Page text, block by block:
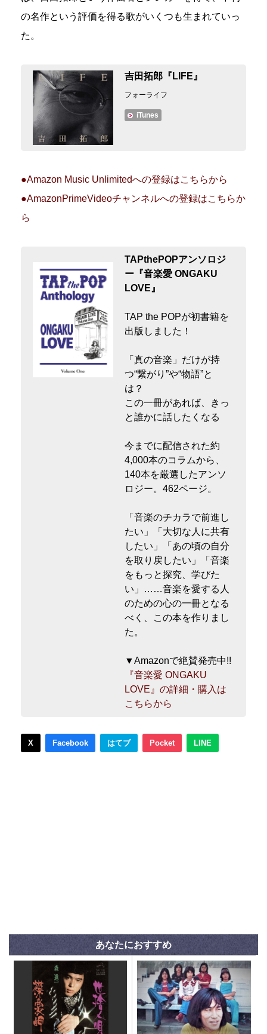
の名作という評価を得る歌がいくつも生まれていっ
た。
吉田拓郎『LIFE』
フォーライフ
iTunes
●Amazon Music Unlimitedへの登録はこちらから
●AmazonPrimeVideoチャンネルへの登録はこちらか
ら
TAPthePOPアンソロジ
ー『音楽愛 ONGAKU
LOVE』
TAP the POPが初書籍を
出版しました！
「真の音楽」だけが持
つ“繋がり”や“物語”と
は？
この一冊があれば、きっ
と誰かに話したくなる
今までに配信された約
4,000本のコラムから、
140本を厳選したアンソ
ロジー。462ページ。
「音楽のチカラで前進し
たい」「大切な人に共有
したい」「あの頃の自分
を取り戻したい」「音楽
をもっと探究、学びた
い」……音楽を愛する人
のための心の一冊となる
べく、この本を作りまし
た。
▼Amazonで絶賛発売中!!
『音楽愛 ONGAKU
LOVE』の詳細・購入は
こちらから
X Facebook はてブ Pocket LINE
あなたにおすすめ